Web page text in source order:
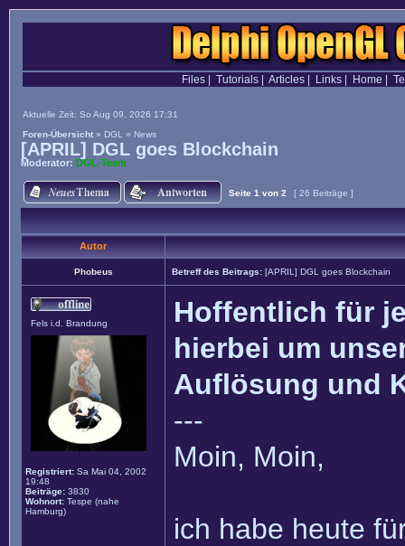
Files| Tutorials| Articles| Links| Home
Aktuelle Zeit: So Aug 09, 2026 17:31
Foren-Übersicht » DGL » News
[APRIL] DGL goes Blockchain
Moderator: DGL-Team
Seite 1 von 2 [ 26 Beiträge ]
Autor
Phobeus Betreff des Beitrags: [APRIL] DGL goes Blockchain
Fels i.d. Brandung
Registriert: Sa Mai 04, 2002
19:48
Beiträge: 3830
Wohnort: Tespe (nahe
Hamburg)
Hoffentlich für
hierbei um
Auflösung und
---
Moin, Moin,
ich habe heute